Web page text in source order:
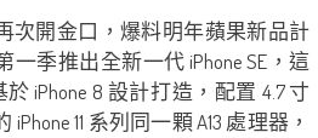
次開金口，爆料明年蘋果新品計
季推出全新一代 iPhone SE，這
於 iPhone 8 設計打造，配置 4.7 寸
11 系列同一顆 A13 處理器，